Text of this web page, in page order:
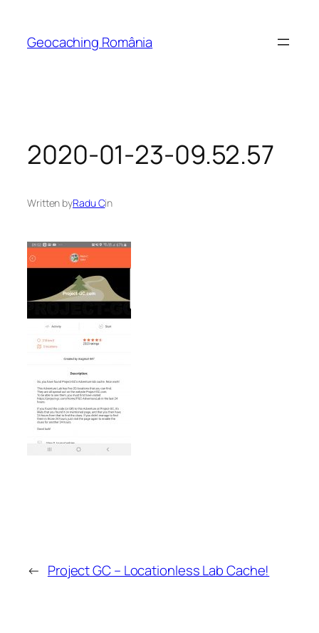
content
Geocaching România
2020-01-23-09.52.57
Written byRadu Cin
← Project GC – Locationless Lab Cache!